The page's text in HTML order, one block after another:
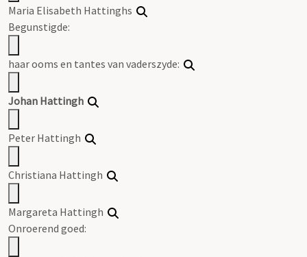
Maria Elisabeth Hattinghs
Begunstigde:
haar ooms en tantes van vaderszyde:
Johan Hattingh
Peter Hattingh
Christiana Hattingh
Margareta Hattingh
Onroerend goed: